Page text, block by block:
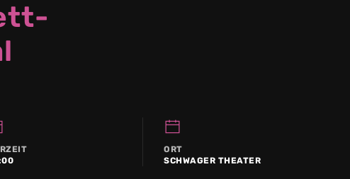
ORT
SCHWAGER THEATER